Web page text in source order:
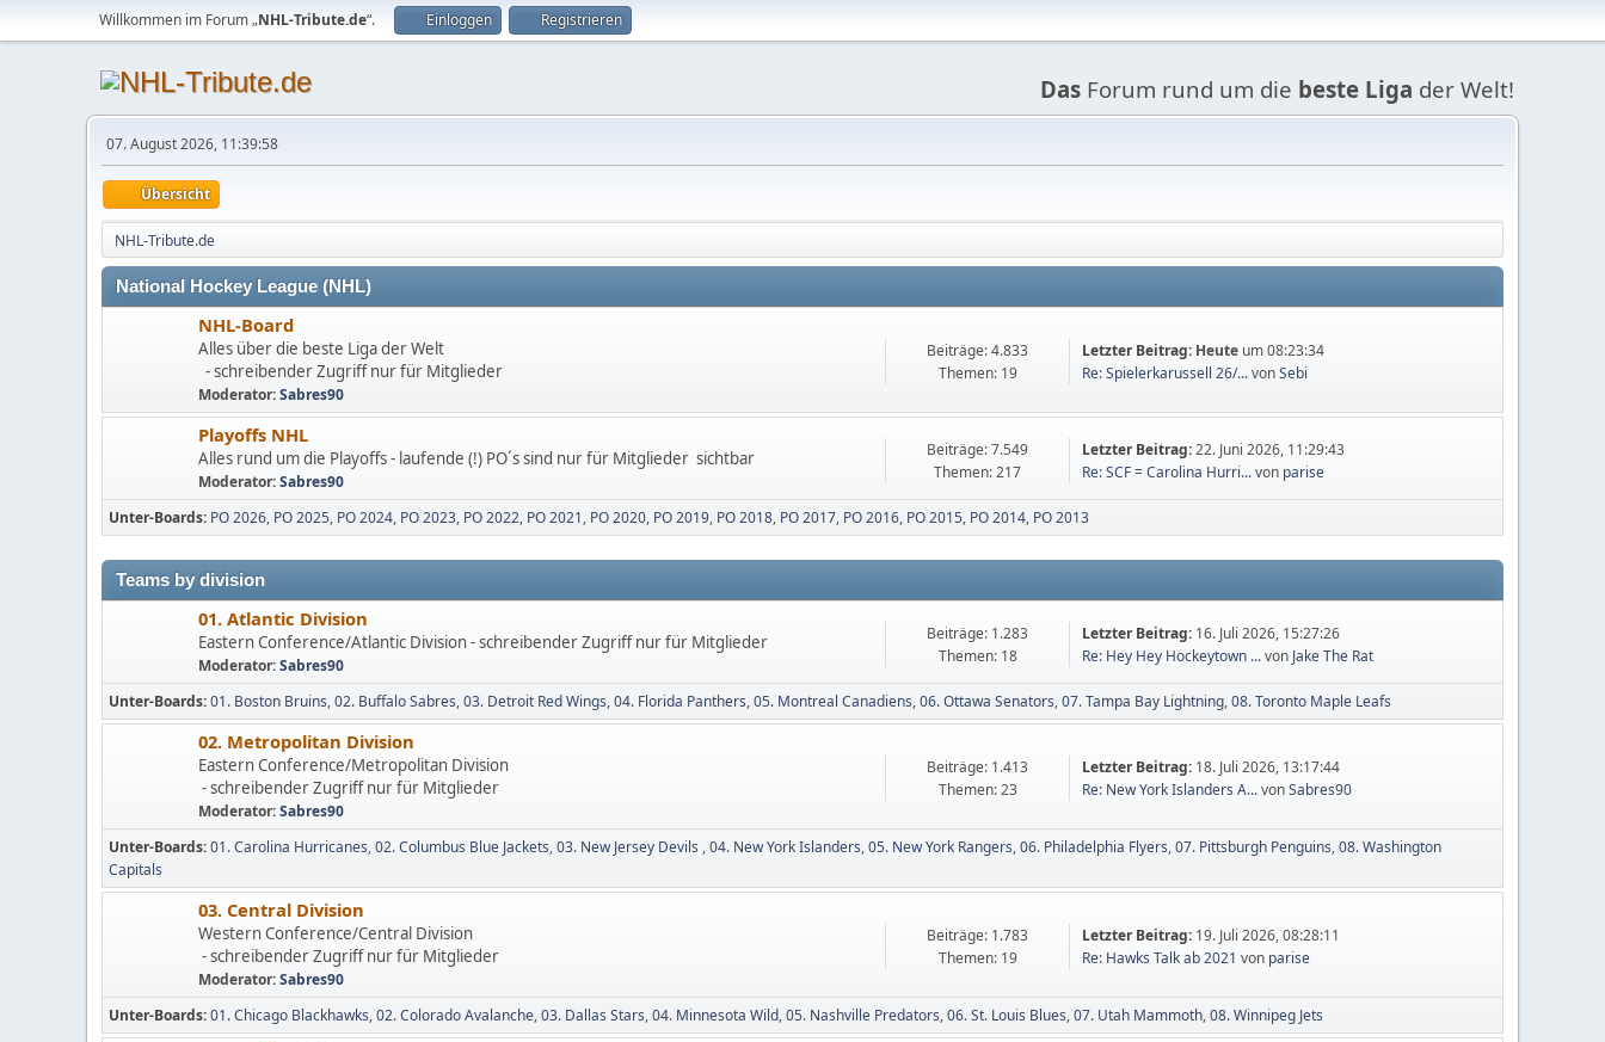
Willkommen im Forum „NHL-Tribute.de“. Einloggen Registrieren
Das Forum rund um die beste Liga der Welt!
07. August 2026, 11:39:58
Übersicht
NHL-Tribute.de
National Hockey League (NHL)
NHL-Board
Alles über die beste Liga der Welt
- schreibender Zugriff nur für Mitglieder
Moderator:Sabres90
Beiträge: 4.833
Themen: 19
Letzter Beitrag: Heute um 08:23:34
Re: Spielerkarussell 26/...vonSebi
Playoffs NHL
Alles rund um die Playoffs - laufende (!) PO´s sind nur für Mitglieder sichtbar
Moderator:Sabres90
Beiträge: 7.549
Themen: 217
Letzter Beitrag:22. Juni 2026, 11:29:43
Re: SCF = Carolina Hurri...von parise
Unter-Boards PO 2026 PO 2025 PO 2024 PO 2023 PO 2022 PO 2021 PO 2020 PO 2019 PO 2018 PO 2017 PO 2016 PO 2015 PO 2014 PO 2013
Teams by division
01. Atlantic Division
Eastern Conference/Atlantic Division - schreibender Zugriff nur für Mitglieder
Moderator:Sabres90
Beiträge: 1.283
Themen: 18
Letzter Beitrag: 16. Juli 2026, 15:27:26
Re: Hey Hey Hockeytown ...von Jake The Rat
Unter-Boards 01. Boston Bruins 02. Buffalo Sabres 03. Detroit Red Wings 04. Florida Panthers 05. Montreal Canadiens 06. Ottawa Senators 07. Tampa Bay Lightning 08. Toronto Maple Leafs
02. Metropolitan Division
Eastern Conference/Metropolitan Division
- schreibender Zugriff nur für Mitglieder
Moderator:Sabres90
Beiträge: 1.413
Themen: 23
Letzter Beitrag: 18. Juli 2026, 13:17:44
Re: New York Islanders A...vonSabres90
Unter-Boards 01. Carolina Hurricanes 02. Columbus Blue Jackets 03. New Jersey Devils 04. New York Islanders 05. New York Rangers 06. Philadelphia Flyers 07. Pittsburgh Penguins 08. Washington
Capitals
03. Central Division
Western Conference/Central Division
- schreibender Zugriff nur für Mitglieder
Moderator:Sabres90
Beiträge: 1.783
Themen: 19
Letzter Beitrag: 19. Juli 2026, 08:28:11
Re: Hawks Talk ab 2021 von parise
Unter-Boards 01. Chicago Blackhawks 02. Colorado Avalanche 03. Dallas Stars 04. Minnesota Wild 05. Nashville Predators 06. St. Louis Blues 07. Utah Mammoth 08. Winnipeg Jets